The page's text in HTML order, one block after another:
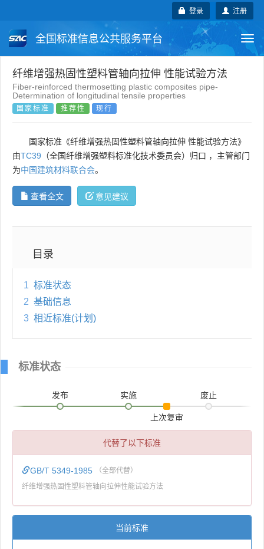
注册
登录
全国标准信息公共服务平台
国家标准 行业标准 地方标准
团体标准 企业标准
纤维增强热固性塑料管轴向拉伸 性能试验方法
Fiber-reinforced thermosetting plastic composites pipe-
Determination of longitudinal tensile properties
国家标准 推荐性 现行
国家标准《纤维增强热固性塑料管轴向拉伸 性能试验方法》
由TC39 （全国纤维增强塑料标准化技术委员会）归口 ，主管部门
为中国建筑材料联合会。
查看全文 意见建议
目录
1 标准状态
2 基础信息
3 相近标准(计划)
标准状态
发布 实施
上次复审
废止
代替了以下标准
GB/T 5349-1985 （全部代替）
纤维增强热固性塑料管轴向拉伸性能试验方法
当前标准